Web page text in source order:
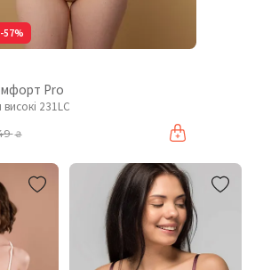
-57%
Pro
високі 231LC
₴